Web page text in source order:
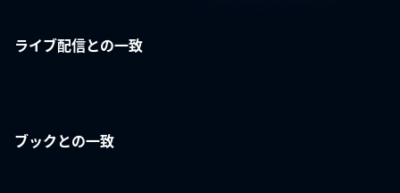
ライブ配信との一致
ブックとの一致